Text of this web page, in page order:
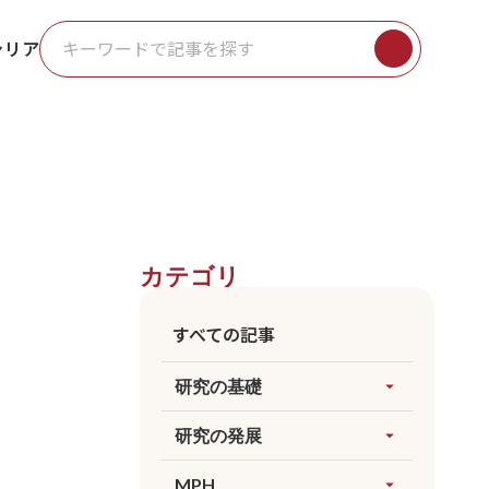
リア
カテゴリ
すべての記事
研究の基礎 arrow_drop_up
すべてを見る
研究の発展 arrow_drop_up
すべてを見る
MPH arrow_drop_up